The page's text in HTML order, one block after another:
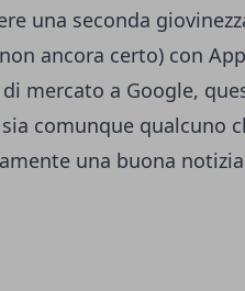
una seconda
ancora certo) con
mercato a Google,
comunque qualcuno
una buona